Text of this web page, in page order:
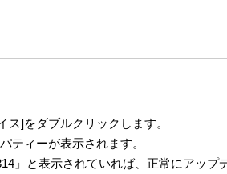
ス]をダブルクリックします。
ティーが表示されます。
」と表示されていれば、正常にアップ